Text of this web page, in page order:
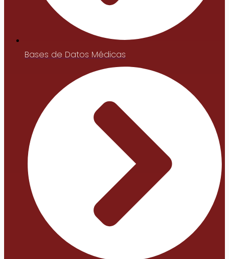
Bases de Datos Médicas